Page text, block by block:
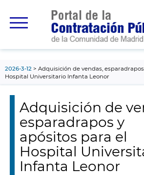
principal
2026-3-12
Adquisición de vendas,
Hospital Universitario Infanta Leonor
Adquisición de
esparadrapos y
apósitos para el
Hospital
Infanta Leonor